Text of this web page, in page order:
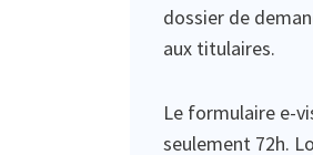
dossier de
aux titulaires.
Le formulaire e-
seulement 72h.